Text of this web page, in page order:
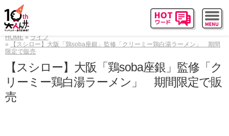
HOME
ライフ
【スシロー】大阪「鶏soba座銀」監修「クリーミー鶏白湯ラーメン」 期間
限定で販売
【スシロー】大阪「鶏soba座銀」監修「ク
リーミー鶏白湯ラーメン」 期間限定で販
売